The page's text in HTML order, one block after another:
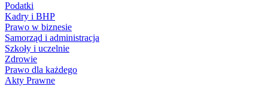
Podatki
Kadry i BHP
Prawo w biznesie
Samorząd i administracja
Szkoły i uczelnie
Zdrowie
Prawo dla każdego
Akty Prawne